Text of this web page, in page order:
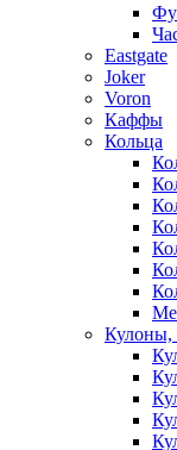
Eastgate
Joker
Voron
Каффы
Кольца
Кулоны,